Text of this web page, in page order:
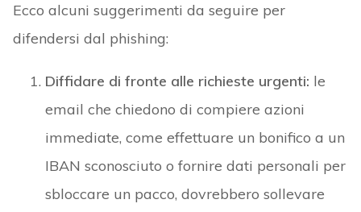
Ecco alcuni suggerimenti da seguire per
difendersi dal phishing:
Diffidare di fronte alle richieste urgenti: le
email che chiedono di compiere azioni
immediate, come effettuare un bonifico a un
IBAN sconosciuto o fornire dati personali per
sbloccare un pacco, dovrebbero sollevare